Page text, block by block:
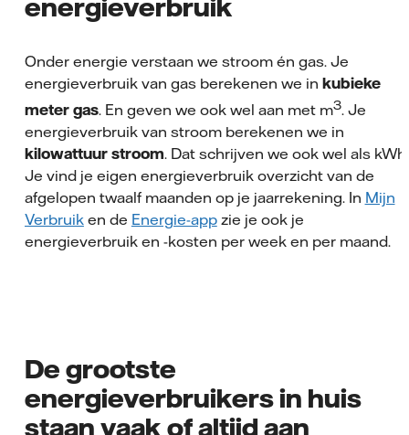
Onder energie verstaan we stroom én gas. Je
energieverbruik van gas berekenen we in kubieke
meter gas. En geven we ook wel aan met m3. Je
energieverbruik van stroom berekenen we in
kilowattuur stroom. Dat schrijven we ook wel als kWh.
Je vind je eigen energieverbruik overzicht van de
afgelopen twaalf maanden op je jaarrekening. In Mijn
Verbruiken de Energie-appzie je ook je
energieverbruik en -kosten per week en per maand.
De grootste
energieverbruikers in huis
staan vaak of altijd aan